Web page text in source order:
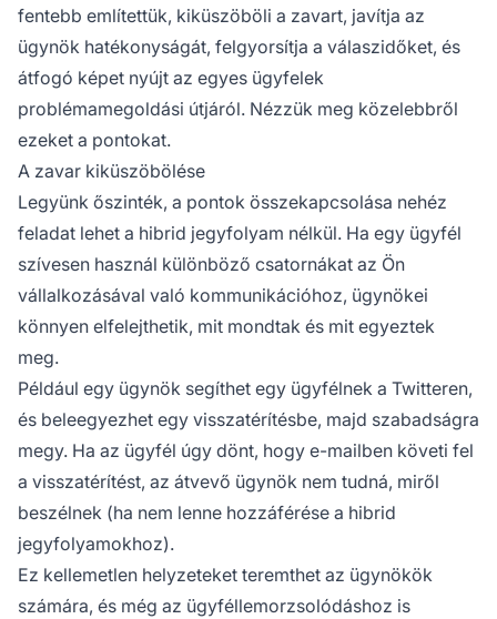
fentebb említettük, kiküszöböli a zavart, javítja az
ügynök hatékonyságát, felgyorsítja a válaszidőket, és
átfogó képet nyújt az egyes ügyfelek
problémamegoldási útjáról. Nézzük meg közelebbről
ezeket a pontokat.
A zavar kiküszöbölése
Legyünk őszinték, a pontok összekapcsolása nehéz
feladat lehet a hibrid jegyfolyam nélkül. Ha egy ügyfél
szívesen használ különböző csatornákat az Ön
vállalkozásával való kommunikációhoz, ügynökei
könnyen elfelejthetik, mit mondtak és mit egyeztek
meg.
Például egy ügynök segíthet egy ügyfélnek a Twitteren,
és beleegyezhet egy visszatérítésbe, majd szabadságra
megy. Ha az ügyfél úgy dönt, hogy e-mailben követi fel
a visszatérítést, az átvevő ügynök nem tudná, miről
beszélnek (ha nem lenne hozzáférése a hibrid
jegyfolyamokhoz).
Ez kellemetlen helyzeteket teremthet az ügynökök
számára, és még az ügyféllemorzsolódáshoz is